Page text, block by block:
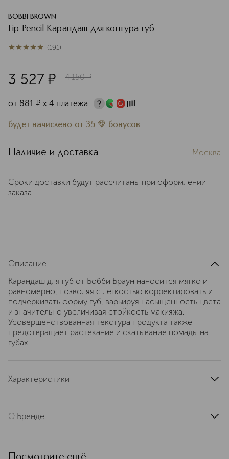
BOBBI BROWN
Lip Pencil Карандаш для контура губ
5из 5191 (191)
3 527 ¤ 4 150 ¤
от 881 ¤ х 4 платежа
будет начислено от 35 бонусов
Наличие и доставка Москва
Сроки доставки будут рассчитаны при оформлении
заказа
Описание
Карандаш для губ от Бобби Браун наносится мягко и
равномерно, позволяя с легкостью корректировать и
подчеркивать форму губ, варьируя насыщенность цвета
и значительно увеличивая стойкость макияжа.
Усовершенствованная текстура продукта также
предотвращает растекание и скатывание помады на
губах.
Характеристики
О Бренде
одно из важных слагаемых